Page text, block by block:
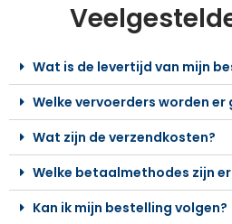
Wat is de levertijd van mijn
Welke vervoerders worden er
Wat zijn de verzendkosten?
Welke betaalmethodes zijn
Kan ik mijn bestelling volgen?